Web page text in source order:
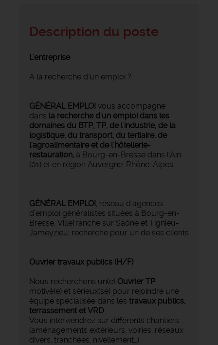
Description du poste
L'entreprise
A la recherche d'un emploi ?
GÉNÉRAL EMPLOI vous accompagne
dans la recherche d'un emploi dans les
domaines du BTP, TP, de l'industrie, de la
logistique, du transport, du tertiaire, de
l'agroalimentaire et de l'hôtellerie-
restauration, à Bourg-en-Bresse dans l'Ain
(01) et en région Auvergne-Rhône-Alpes.
GÉNÉRAL EMPLOI , réseau d'agences
d’emploi généralistes situées à Bourg-en-
Bresse, Villefranche sur Saône et Tignieu-
Jameyzieu, recherche pour un de ses clients
:
Ouvrier travaux publics (H/F)
Nous recherchons un(e) Ouvrier TP
motivé(e) et sérieux(se) pour rejoindre une
équipe spécialisée dans les travaux publics,
terrassement et VRD.
Vous interviendrez sur différents chantiers
(aménagements extérieurs, voiries, réseaux
divers, tranchées, nivellement…).